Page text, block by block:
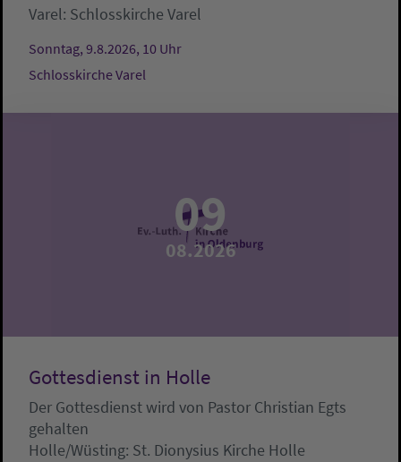
Varel: Schlosskirche Varel
Sonntag, 9.8.2026, 10 Uhr
Schlosskirche Varel
09
08.2026
Gottesdienst in Holle
Der Gottesdienst wird von Pastor Christian Egts
gehalten
Holle/Wüsting: St. Dionysius Kirche Holle